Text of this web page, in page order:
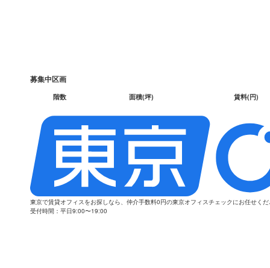
募集中区画
階数 面積(坪) 賃料(円)
東京で賃貸オフィスをお探しなら、仲介手数料0円の東京オフィスチェックにお任せく
受付時間：平日9:00〜19:00